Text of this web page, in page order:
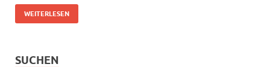
WEITERLESEN
SUCHEN